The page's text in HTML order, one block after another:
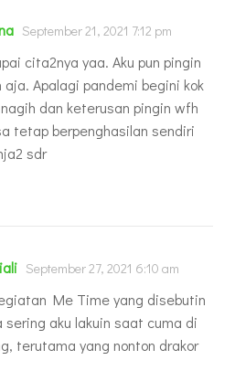
September 21, 2021 7:12 pm
cita2nya yaa. Aku pun pingin
aja. Apalagi pandemi begini kok
dan keterusan pingin wfh
tetap berpenghasilan sendiri
sdr
September 27, 2021 6:10 am
Me Time yang disebutin
aku lakuin saat cuma di
terutama yang nonton drakor